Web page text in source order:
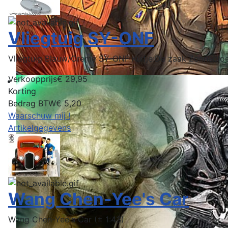
Vliegtuig SY-ONF
Vliegtuig Blauw/Creme SY-ONF Kuifje:De zaak
Verkoopprijs€ 29,95
Korting
Bedrag BTW€ 5,20
Waarschuw mij !
Artikelgegevens
Wang Chen-Yee's Car
Wang Chen-Yee's Car (± 1:43)